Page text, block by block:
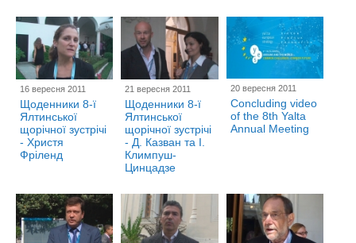
16 вересня 2011
Щоденники 8-ї
Ялтинської
щорічної зустрічі
- Христя
Фріленд
21 вересня 2011
Щоденники 8-ї
Ялтинської
щорічної зустрічі
- Д. Казван та І.
Климпуш-
Цинцадзе
20 вересня 2011
Concluding video
of the 8th Yalta
Annual Meeting